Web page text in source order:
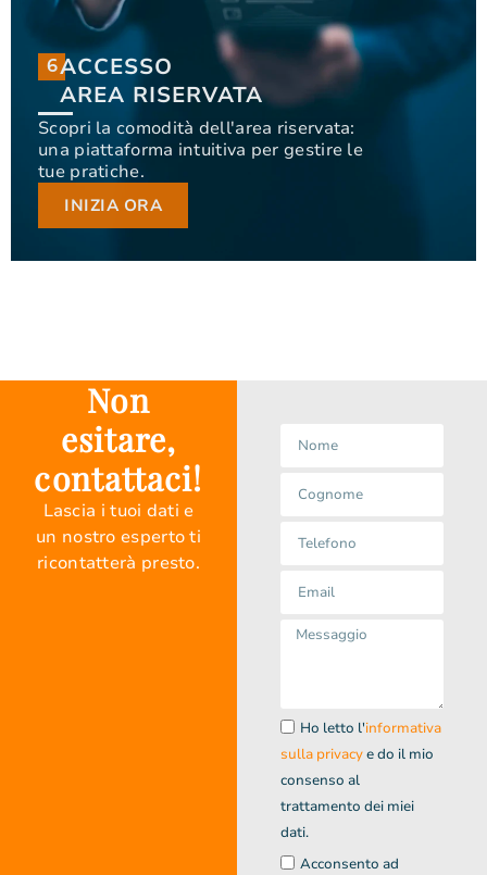
6ACCESSO
AREA RISERVATA
Scopri la comodità dell'area riservata:
una piattaforma intuitiva per gestire le
tue pratiche.
INIZIA ORA
6
ACCESSO
AREA RISERVATA
Scopri la comodità dell'area riservata: una
piattaforma intuitiva per gestire le tue pratiche.
INIZIA ORA
Non
esitare,
contattaci!
Lascia i tuoi dati e
un nostro esperto ti
ricontatterà presto.
Ho letto l'informativa
sulla privacye do il mio
consenso al
trattamento dei miei
dati.
Acconsento ad